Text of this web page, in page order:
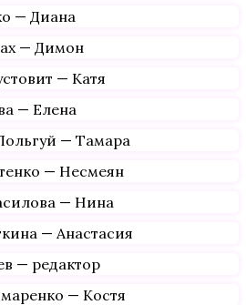
— Диана
— Димон
— Катя
— Елена
— Тамара
— Несмеян
— Нина
— Анастасия
— редактор
— Костя